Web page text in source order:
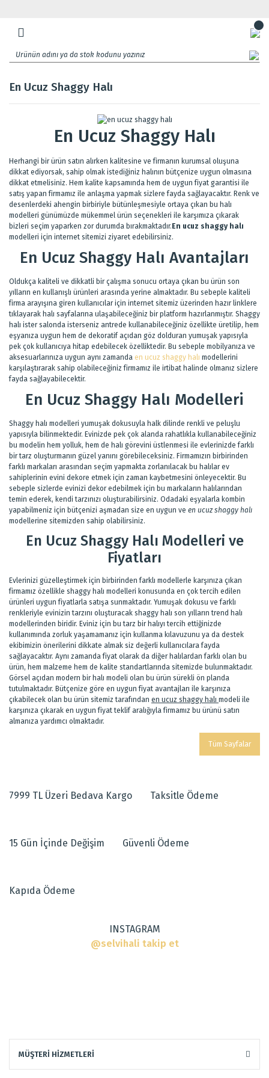
En Ucuz Shaggy Halı
En Ucuz Shaggy Halı
Herhangi bir ürün satın alırken kalitesine ve firmanın kurumsal oluşuna
dikkat ediyorsak, sahip olmak istediğiniz halının bütçenize uygun olmasına
dikkat etmelisiniz. Hem kalite kapsamında hem de uygun fiyat garantisi ile
satış yapan firmamız ile anlaşma yapmak sizlere fayda sağlayacaktır. Renk ve
desenlerdeki ahengin birbiriyle bütünleşmesiyle ortaya çıkan bu halı
modelleri günümüzde mükemmel ürün seçenekleri ile karşımıza çıkarak
bizleri seçim yaparken zor durumda bırakmaktadır.En ucuz shaggy halı
modelleri için internet sitemizi ziyaret edebilirsiniz.
En Ucuz Shaggy Halı Avantajları
Oldukça kaliteli ve dikkatli bir çalışma sonucu ortaya çıkan bu ürün son
yılların en kullanışlı ürünleri arasında yerine almaktadır. Bu sebeple kaliteli
firma arayışına giren kullanıcılar için internet sitemiz üzerinden hazır linklere
tıklayarak halı sayfalarına ulaşabileceğiniz bir platform hazırlanmıştır. Shaggy
halı ister salonda isterseniz antrede kullanabileceğiniz özellikte üretilip, hem
eşyanıza uygun hem de dekoratif açıdan göz dolduran yumuşak yapısıyla
pek çok kullanıcıya hitap edebilecek özelliktedir. Bu sebeple mobilyanıza ve
aksesuarlarınıza uygun aynı zamanda en ucuz shaggy halı modellerini
karşılaştırarak sahip olabileceğiniz firmamız ile irtibat halinde olmanız sizlere
fayda sağlayabilecektir.
En Ucuz Shaggy Halı Modelleri
Shaggy halı modelleri yumuşak dokusuyla halk dilinde renkli ve peluşlu
yapısıyla bilinmektedir. Evinizde pek çok alanda rahatlıkla kullanabileceğiniz
bu modelin hem yolluk, hem de halı görevini üstlenmesi ile evlerinizde farklı
bir tarz oluşturmanın güzel yanını görebileceksiniz. Firmamızın birbirinden
farklı markaları arasından seçim yapmakta zorlanılacak bu halılar ev
sahiplerinin evini dekore etmek için zaman kaybetmesini önleyecektir. Bu
sebeple sizlerde evinizi dekor edebilmek için bu markaların halılarından
temin ederek, kendi tarzınızı oluşturabilirsiniz. Odadaki eşyalarla kombin
yapabilmeniz için bütçenizi aşmadan size en uygun ve en ucuz shaggy halı
modellerine sitemizden sahip olabilirsiniz.
En Ucuz Shaggy Halı Modelleri ve
Fiyatları
Evlerinizi güzelleştirmek için birbirinden farklı modellerle karşınıza çıkan
firmamız özellikle shaggy halı modelleri konusunda en çok tercih edilen
ürünleri uygun fiyatlarla satışa sunmaktadır. Yumuşak dokusu ve farklı
renkleriyle evinizin tarzını oluşturacak shaggy halı son yılların trend halı
modellerinden biridir. Eviniz için bu tarz bir halıyı tercih ettiğinizde
kullanımında zorluk yaşamamanız için kullanma kılavuzunu ya da destek
ekibimizin önerilerini dikkate almak siz değerli kullanıcılara fayda
sağlayacaktır. Aynı zamanda fiyat olarak da diğer halılardan farklı olan bu
ürün, hem malzeme hem de kalite standartlarında sitemizde bulunmaktadır.
Görsel açıdan modern bir halı modeli olan bu ürün sürekli ön planda
tutulmaktadır. Bütçenize göre en uygun fiyat avantajları ile karşınıza
çıkabilecek olan bu ürün sitemiz tarafından en ucuz shaggy halı modeli ile
karşınıza çıkarak en uygun fiyat teklif aralığıyla firmamız bu ürünü satın
almanıza yardımcı olmaktadır.
Tüm Sayfalar
7999 TL Üzeri Bedava Kargo Taksitle Ödeme
15 Gün İçinde Değişim Güvenli Ödeme
Kapıda Ödeme
INSTAGRAM
@selvihali takip et
MÜŞTERİ HİZMETLERİ